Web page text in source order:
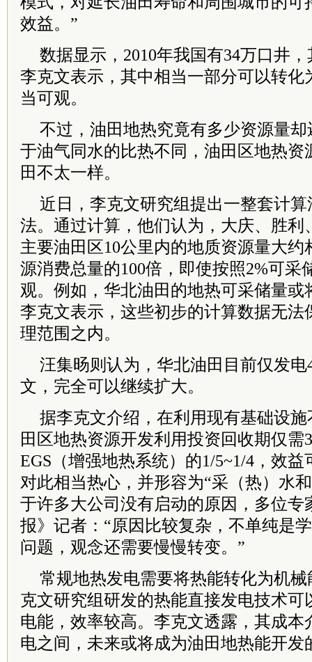
效益。”
数据显示，2010年我国有34万口井
李克文表示，其中相当一部分可以转化
当可观。
不过，油田地热究竟有多少资源量
于油气同水的比热不同，油田区地热资
田不太一样。
近日，李克文研究组提出一整套计
法。通过计算，他们认为，大庆、胜利
主要油田区10公里内的地质资源量大约
源消费总量的100倍，即使按照2%可采
观。例如，华北油田的地热可采储量或
李克文表示，这些初步的计算数据无法
理范围之内。
汪集旸则认为，华北油田目前仅发电
文，完全可以继续扩大。
据李克文介绍，在利用现有基础设
田区地热资源开发利用投资回收期仅需
EGS（增强地热系统）的1/5~1/4，效
对此相当热心，并形容为“采（热）水
于许多大公司没有启动的原因，多位专
报》记者：“原因比较复杂，不单纯是
问题，观念还需要慢慢转变。”
常规地热发电需要将热能转化为机
克文研究组研发的热能直接发电技术可
电能，效率较高。李克文透露，其成本
电之间，未来或将成为油田地热能开发